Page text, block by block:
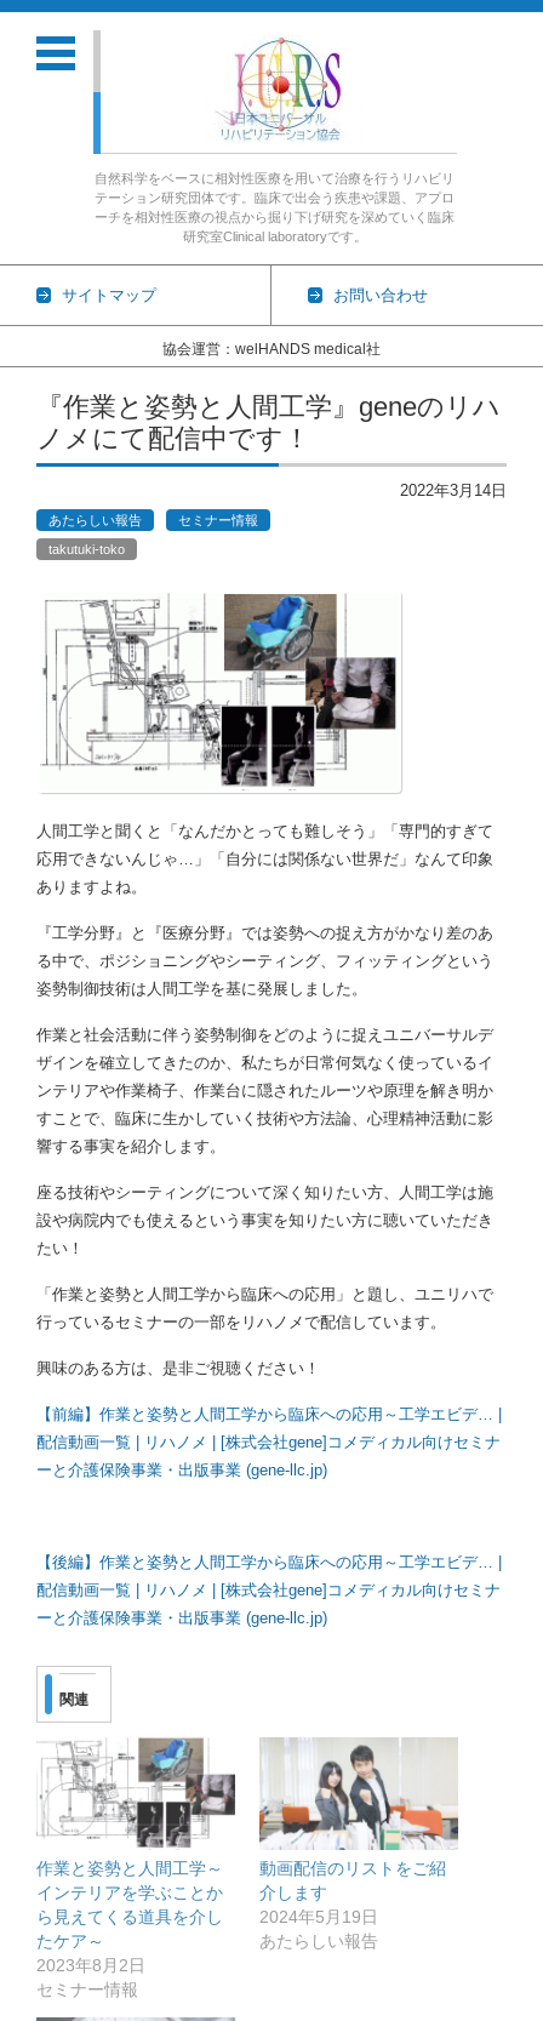
自然科学をベースに相対性医療を用いて治療を行うリハビリ
テーション研究団体です。臨床で出会う疾患や課題、アプロ
ーチを相対性医療の視点から掘り下げ研究を深めていく臨床
研究室Clinical laboratoryです。
サイトマップ お問い合わせ
協会運営：welHANDS medical社
コンテンツに移動
『作業と姿勢と人間工学』geneのリハ
ノメにて配信中です！
2022年3月14日
あたらしい報告
セミナー情報
takutuki-toko
人間工学と聞くと「なんだかとっても難しそう」「専門的すぎて
応用できないんじゃ…」「自分には関係ない世界だ」なんて印象
ありますよね。
『工学分野』と『医療分野』では姿勢への捉え方がかなり差のあ
る中で、ポジショニングやシーティング、フィッティングという
姿勢制御技術は人間工学を基に発展しました。
作業と社会活動に伴う姿勢制御をどのように捉えユニバーサルデ
ザインを確立してきたのか、私たちが日常何気なく使っているイ
ンテリアや作業椅子、作業台に隠されたルーツや原理を解き明か
すことで、臨床に生かしていく技術や方法論、心理精神活動に影
響する事実を紹介します。
座る技術やシーティングについて深く知りたい方、人間工学は施
設や病院内でも使えるという事実を知りたい方に聴いていただき
たい！
「作業と姿勢と人間工学から臨床への応用」と題し、ユニリハで
行っているセミナーの一部をリハノメで配信しています。
興味のある方は、是非ご視聴ください！
【前編】作業と姿勢と人 間工学から臨床への応用～工学エビデ…
|
配信動画一覧 | リハノメ | [株式会社gene]コメディカル向けセミナ
ーと介護保険事業・出版事業 (gene-llc.jp)
【後編】作業と姿勢と人間工学から臨床への応用～工学エビデ… |
配信動画一覧 | リハノメ | [株式会社gene]コメディカル向けセミナ
ーと介護保険事業・出版事業 (gene-llc.jp)
関連
作業と姿勢と人間工学～
インテリアを学ぶことか
ら見えてくる道具を介し
たケア～
2023年8月2日
セミナー情報
動画配信のリストをご紹
介します
2024年5月19日
あたらしい報告